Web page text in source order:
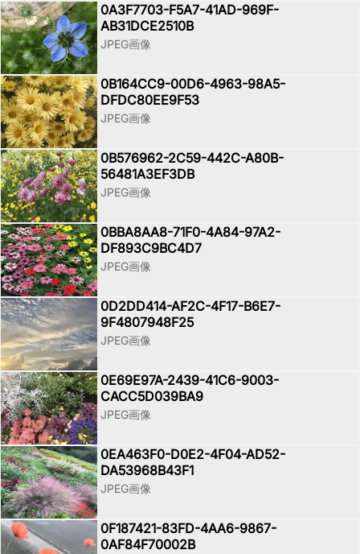
0A3F7703-F5A7-41AD-969F-
AB31DCE2510B
JPEG画像
0B164CC9-00D6-4963-98A5-
DFDC80EE9F53
JPEG画像
0B576962-2C59-442C-A80B-
56481A3EF3DB
JPEG画像
0BBA8AA8-71F0-4A84-97A2-
DF893C9BC4D7
JPEG画像
0D2DD414-AF2C-4F17-B6E7-
9F4807948F25
JPEG画像
0E69E97A-2439-41C6-9003-
CACC5D039BA9
JPEG画像
0EA463F0-D0E2-4F04-AD52-
DA53968B43F1
JPEG画像
0F187421-83FD-4AA6-9867-
0AF84F70002B